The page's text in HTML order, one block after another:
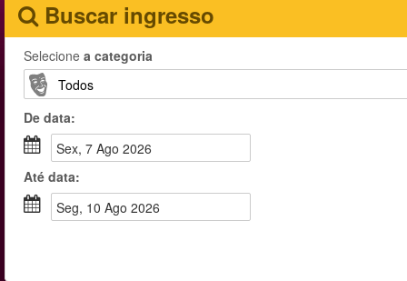
Buscar ingresso
Selecione a categoria
De data:
sex, 7 Ago 2026
Até data:
seg, 10 Ago 2026